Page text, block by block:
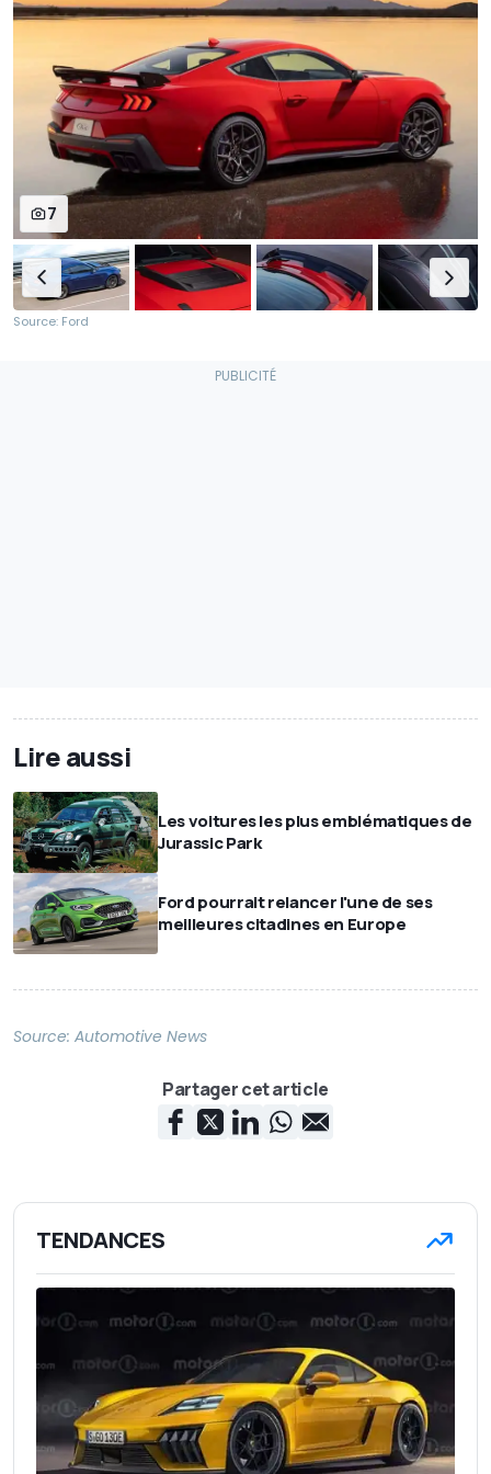
7
Source: Ford
Lire aussi
Les voitures les plus emblématiques de
Jurassic Park
Ford pourrait relancer l'une de ses
meilleures citadines en Europe
Source: Automotive News
Partager cet article
TENDANCES